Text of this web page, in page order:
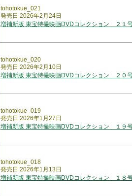
tohotokue_021
発売日 2026年2月24日
増補新版 東宝特撮映画DVDコレクション ２１
tohotokue_020
発売日 2026年2月10日
増補新版 東宝特撮映画DVDコレクション ２０
tohotokue_019
発売日 2026年1月27日
増補新版 東宝特撮映画DVDコレクション １９
tohotokue_018
発売日 2026年1月13日
増補新版 東宝特撮映画DVDコレクション １８